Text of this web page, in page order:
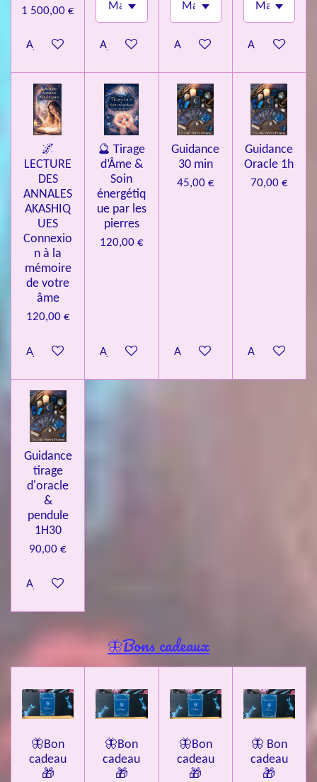
1 500,00 €
Ajouter au panierAjouter au panierAjouter au panierAjouter au
🌌
LECTURE
DES
ANNALES
AKASHIQ
UES
Connexio
n à la
mémoire
de votre
âme
120,00 €
Ajouter au panier
🔮 Tirage
d’Âme &
Soin
énergétiq
ue par les
pierres
120,00 €
Ajouter au panier
Guidance
30 min
45,00 €
Ajouter au panier
Guidance
Oracle 1h
70,00 €
Ajouter au
Guidance
tirage
d'oracle
&
pendule
1H30
90,00 €
Ajouter au panier
🦋Bons cadeaux
🦋Bon
cadeau
🎁
🦋Bon
cadeau
🎁
🦋Bon
cadeau
🎁
🦋 Bon
cadeau
🎁